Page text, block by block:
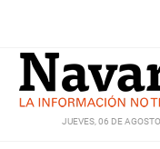
JUEVES, 06 DE